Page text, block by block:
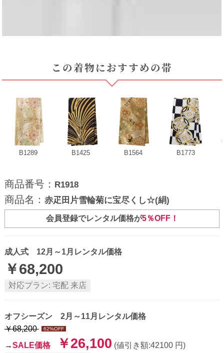
この着物におすすめの帯
B1289 B1425 B1564 B1773
商品番号： R1918
商品名： 赤疋田片雪輪菊に宝尽くし☆(絹)
会員登録でレンタル価格が5％OFF！
成人式 12月～1月レンタル価格
￥68,200
対応プラン: 宅配 来店
オフシーズン 2月～11月レンタル価格
￥68,200 62%OFF
→SALE価格 ￥26,100 (値引き額:42100円)